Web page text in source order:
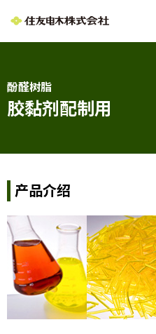
酚醛树脂
胶黏剂配制用
产品介绍